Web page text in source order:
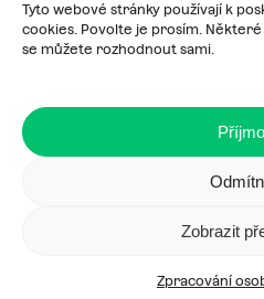
Tyto webové stránky používají k
cookies. Povolte je prosím.
se můžete rozhodnout sami.
Zobrazit
Zpracování
Podpořte nás
Pravidelná podpora